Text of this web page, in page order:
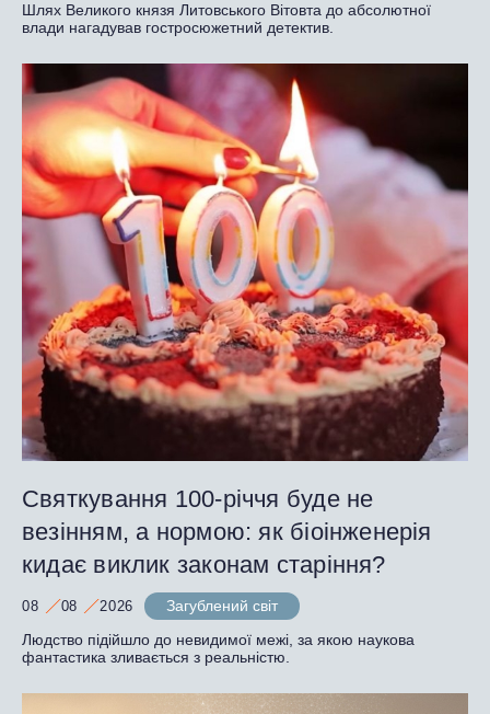
Шлях Великого князя Литовського Вітовта до абсолютної
влади нагадував гостросюжетний детектив.
Святкування 100-річчя буде не
везінням, а нормою: як біоінженерія
кидає виклик законам старіння?
08 08 2026
Загублений світ
Людство підійшло до невидимої межі, за якою наукова
фантастика зливається з реальністю.